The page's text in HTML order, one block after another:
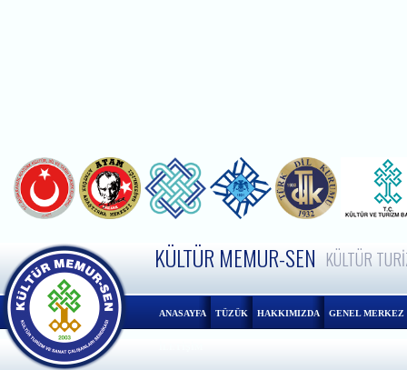
KÜLTÜR MEMUR-SEN KÜLTÜR
ANASAYFA TÜZÜK HAKKIMIZDA GENEL